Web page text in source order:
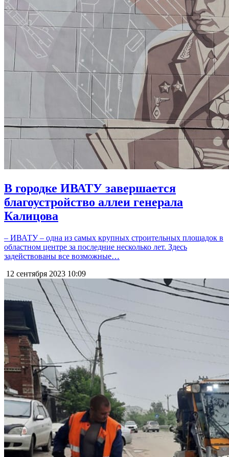
В городке ИВАТУ завершается
благоустройство аллеи генерала
Калицова
– ИВАТУ – одна из самых крупных строительных площадок в
областном центре за последние несколько лет. Здесь
задействованы все возможные…
12 сентября 2023 10:09